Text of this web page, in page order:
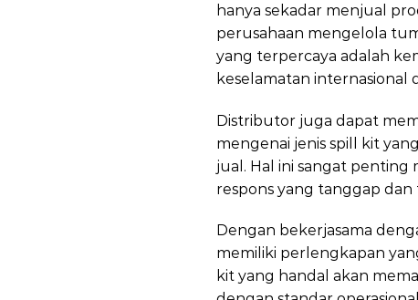
hanya sekadar menjual
perusahaan mengelola
yang terpercaya adalah
keselamatan internasional
Distributor juga dapat
mengenai jenis spill kit
jual. Hal ini sangat
respons yang tanggap dan
Dengan bekerjasama
memiliki perlengkapan
kit yang handal akan